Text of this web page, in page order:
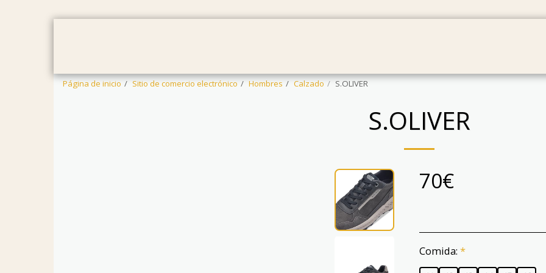
Página de inicio Sitio de comercio electrónico Hombres Calzado S.OLIVER
S.OLIVER
70€
Comida: *